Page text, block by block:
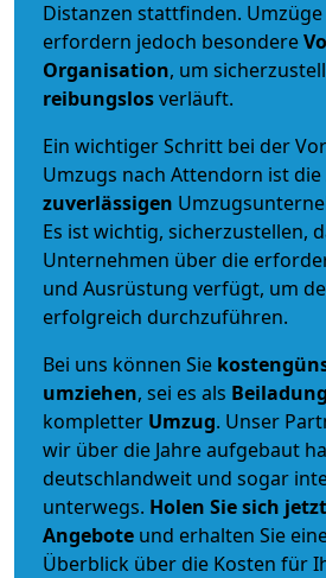
Distanzen stattfinden. Umzüge
erfordern jedoch besondere
Organisation, um
reibungslosverläuft.
Ein wichtiger Schritt bei der
Umzugs nach Attendorn ist die
zuverlässigen
Es ist wichtig, sicherzustellen,
Unternehmen über die
und Ausrüstung verfügt, um
erfolgreich durchzuführen.
Bei uns können Sie
umziehen, sei es als Beiladung
kompletter Umzug. Unser
wir über die Jahre aufgebaut
deutschlandweit und sogar
unterwegs. Holen Sie sich
Angebote und erhalten Sie
Überblick über die Kosten für